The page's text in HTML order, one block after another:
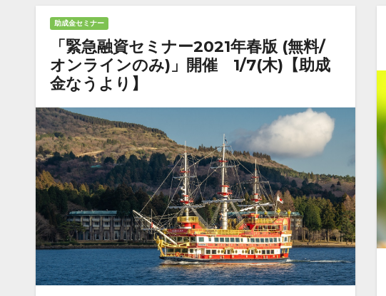
助成金セミナー
「緊急融資セミナー2021年春版 (無料/
オンラインのみ)」開催 1/7(木)【助成
金なうより】